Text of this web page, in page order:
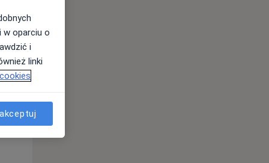
Pon,
10 Sie
w oparciu o
i
linki